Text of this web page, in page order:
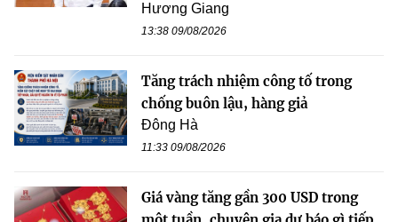
Hương Giang
13:38 09/08/2026
Tăng trách nhiệm công tố trong
chống buôn lậu, hàng giả
Đông Hà
11:33 09/08/2026
Giá vàng tăng gần 300 USD trong